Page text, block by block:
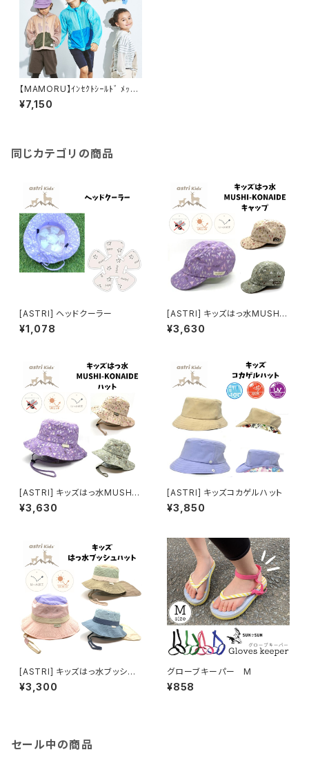
【MAMORU】ｲﾝｾｸﾄｼｰﾙﾄﾞ ﾒｯｼｭ
ﾊﾟｰｶｰ（80～150cm）
¥7,150
同じカテゴリの商品
[ASTRI] ヘッドクーラー
¥1,078
[ASTRI] キッズはっ水MUSHI-
KONAIDEキャップ
¥3,630
[ASTRI] キッズはっ水MUSHI-
KONAIDEハット
¥3,630
[ASTRI] キッズコカゲルハット
¥3,850
[ASTRI] キッズはっ水ブッシュ
ハット
¥3,300
グローブキーパー M
¥858
セール中の商品